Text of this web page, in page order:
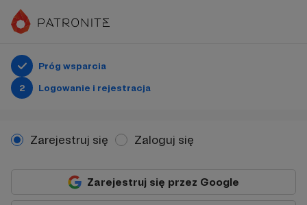
Próg wsparcia
2
Logowanie i rejestracja
Zarejestruj się Zaloguj się
Zarejestruj się przez Google